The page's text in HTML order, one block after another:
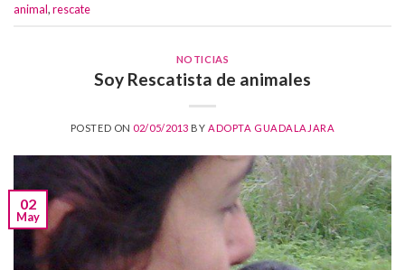
animal,rescate
NOTICIAS
Soy Rescatista de animales
POSTED ON 02/05/2013 BYADOPTA GUADALAJARA
02
May